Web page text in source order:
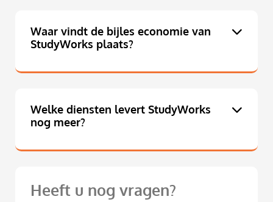
Waar vindt de bijles economie van
StudyWorks plaats?
Welke diensten levert StudyWorks
nog meer?
Heeft u nog vragen?